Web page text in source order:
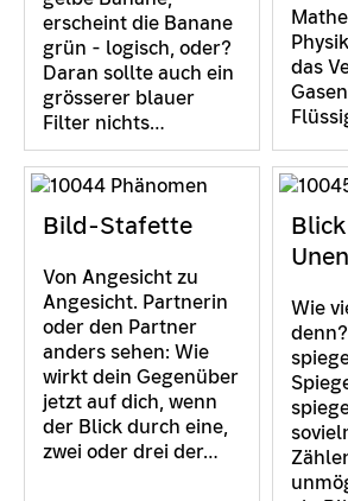
erscheint die Banane
grün - logisch, oder?
Daran sollte auch ein
grösserer blauer
Filter nichts…
das
Bild-Stafette
Von Angesicht zu
Angesicht. Partnerin
oder den Partner
anders sehen: Wie
wirkt dein Gegenüber
jetzt auf dich, wenn
der Blick durch eine,
zwei oder drei der…
Wie